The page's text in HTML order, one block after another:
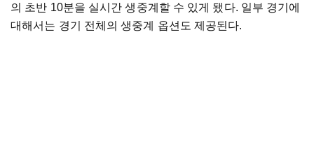
의 초반 10분을 실시간 생중계할 수 있게 됐다. 일부 경기에
대해서는 경기 전체의 생중계 옵션도 제공된다.